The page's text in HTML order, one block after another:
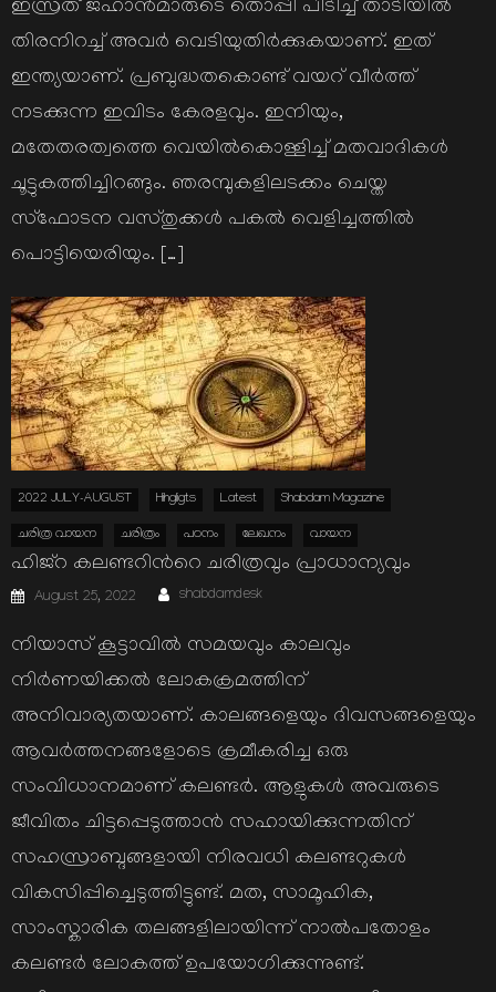
ഇസ്രത് ജഹാന്‍മാരുടെ തൊപ്പി പിടിച്ച് താടിയില്‍
തിരനിറച്ച് അവര്‍ വെടിയുതിര്‍ക്കുകയാണ്. ഇത്
ഇന്ത്യയാണ്. പ്രബുദ്ധതകൊണ്ട് വയറ് വീര്‍ത്ത്
നടക്കുന്ന ഇവിടം കേരളവും. ഇനിയും,
മതേതരത്വത്തെ വെയില്‍കൊള്ളിച്ച് മതവാദികള്‍
ചൂട്ടുകത്തിച്ചിറങ്ങും. ഞരമ്പുകളിലടക്കം ചെയ്ത
സ്ഫോടന വസ്തുക്കള്‍ പകല്‍ വെളിച്ചത്തില്‍
പൊട്ടിയെരിയും. […]
2022 JULY-AUGUST Hihgligts Latest Shabdam Magazine
ചരിത്ര വായന ചരിത്രം പഠനം ലേഖനം വായന
ഹിജ്റ കലണ്ടറിന്‍റെ ചരിത്രവും പ്രാധാന്യവും
Posted
on
August 25, 2022 Author
shabdamdesk
നിയാസ് കൂട്ടാവില്‍ സമയവും കാലവും
നിര്‍ണയിക്കല്‍ ലോകക്രമത്തിന്
അനിവാര്യതയാണ്. കാലങ്ങളെയും ദിവസങ്ങളെയും
ആവര്‍ത്തനങ്ങളോടെ ക്രമീകരിച്ച ഒരു
സംവിധാനമാണ് കലണ്ടര്‍. ആളുകള്‍ അവരുടെ
ജീവിതം ചിട്ടപ്പെടുത്താന്‍ സഹായിക്കുന്നതിന്
സഹസ്രാബ്ദങ്ങളായി നിരവധി കലണ്ടറുകള്‍
വികസിപ്പിച്ചെടുത്തിട്ടുണ്ട്. മത, സാമൂഹിക,
സാംസ്കാരിക തലങ്ങളിലായിന്ന് നാല്‍പതോളം
കലണ്ടര്‍ ലോകത്ത് ഉപയോഗിക്കുന്നുണ്ട്.